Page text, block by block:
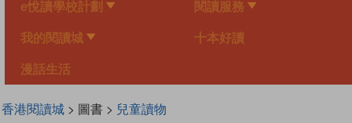
e悅讀學校計劃 閱讀服務
我的閱讀城 十本好讀
漫話生活
香港閱讀城> 圖書 > 兒童讀物